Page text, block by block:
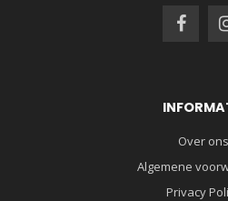
Over ons
Algemene
Privacy